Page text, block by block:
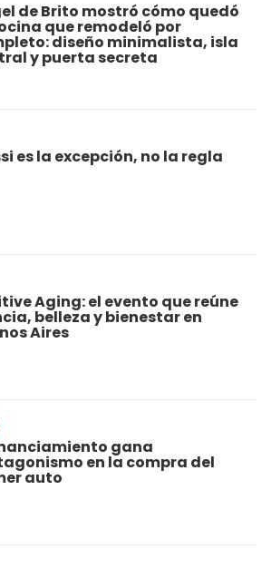
de Brito mostró cómo quedó
que remodeló por
diseño minimalista, isla
y puerta secreta
es la excepción, no la regla
Aging: el evento que reúne
belleza y bienestar en
Aires
gana
en la compra del
auto